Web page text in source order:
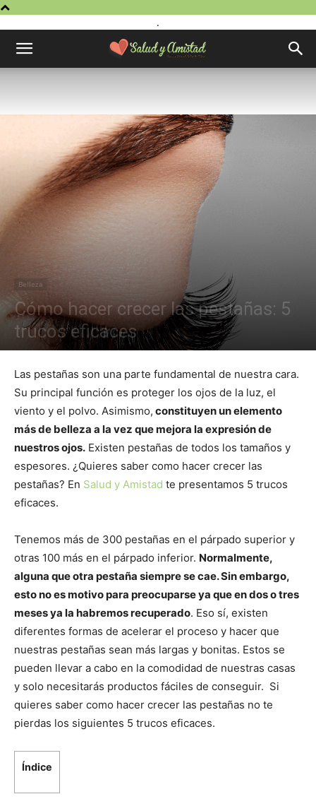
.
Belleza
Cómo hacer crecer las pestañas: 5
trucos eficaces
Las pestañas son una parte fundamental de nuestra cara.
Su principal función es proteger los ojos de la luz, el
viento y el polvo. Asimismo, constituyen un elemento
más de belleza a la vez que mejora la expresión de
nuestros ojos. Existen pestañas de todos los tamaños y
espesores. ¿Quieres saber como hacer crecer las
pestañas? En Salud y Amistad te presentamos 5 trucos
eficaces.
Tenemos más de 300 pestañas en el párpado superior y
otras 100 más en el párpado inferior. Normalmente,
alguna que otra pestaña siempre se cae. Sin embargo,
esto no es motivo para preocuparse ya que en dos o tres
meses ya la habremos recuperado. Eso sí, existen
diferentes formas de acelerar el proceso y hacer que
nuestras pestañas sean más largas y bonitas. Estos se
pueden llevar a cabo en la comodidad de nuestras casas
y solo necesitarás productos fáciles de conseguir. Si
quieres saber como hacer crecer las pestañas no te
pierdas los siguientes 5 trucos eficaces.
Índice